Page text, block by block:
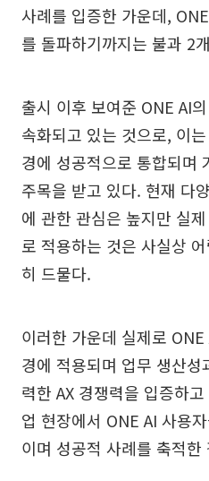
사례를 입증한 가운데,
를 돌파하기까지는 불과 2
출시 이후 보여준 ONE AI
속화되고 있는 것으로, 이
경에 성공적으로 통합되며
주목을 받고 있다. 현재 다
에 관한 관심은 높지만 실
로 적용하는 것은 사실상
히 드물다.
이러한 가운데 실제로
경에 적용되며 업무 생산
력한 AX 경쟁력을 입증하
업 현장에서 ONE AI 사용
이며 성공적 사례를 축적한